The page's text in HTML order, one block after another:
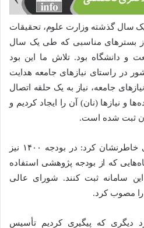
سال گذشته وزارت علوم، تحقیقات
بسترهای مناسبی که طی یک سال
و دانشگاه بود. تلاش ما این بود
در راستای نیازهای جامعه هدایت
جامعه، نیاز به یک حلقه اتصال
و نیازها (نان) آن را ایجاد کردیم و
وزیر علوم، تحقیقات و فناوری خاطرنشان کرد: در بودجه ۱۴۰۰ نیز
که از بودجه پژوهشی استفاده
سامانه ثبت کنند. شورای عالی
را مصوب کرد.
دیگری که پیگیری کردیم تأسیس